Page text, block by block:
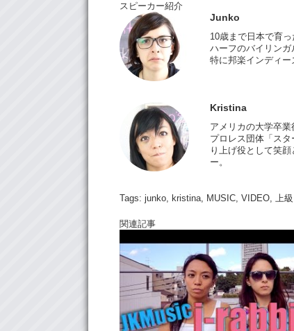
スピーカー紹介
Junko
10歳まで日本で育
ハーフのバイリンガ
特に邦楽インディー
Kristina
アメリカの大学卒
プロレス団体「 スタ
り上げ役として笑
ー。
Tags: junko, kristina, MUSIC, VIDEO, 上級
関連記事